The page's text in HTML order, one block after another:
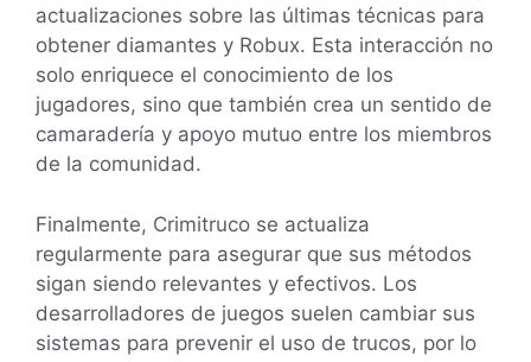
actualizaciones sobre las últimas técnicas para
obtener diamantes y Robux. Esta interacción no
solo enriquece el conocimiento de los
jugadores, sino que también crea un sentido de
camaradería y apoyo mutuo entre los miembros
de la comunidad.
Finalmente, Crimitruco se actualiza
regularmente para asegurar que sus métodos
sigan siendo relevantes y efectivos. Los
desarrolladores de juegos suelen cambiar sus
sistemas para prevenir el uso de trucos, por lo